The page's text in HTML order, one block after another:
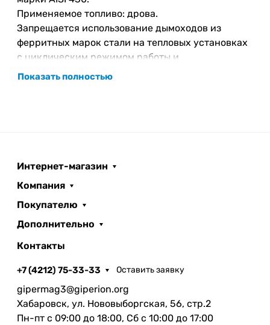
Применяемое топливо: дрова.
Запрещается использование дымоходов из
ферритных марок стали на тепловых установках
с циклическим режимом работы и
функционирующих на таких видах топлива, как
Показать полностью
Интернет-магазин
Компания
Покупателю
Дополнительно
Контакты
+7 (4212) 75-33-33 Оставить заявку
gipermag3@giperion.org
Хабаровск, ул. Нововыборгская, 56, стр.2
Пн-пт с 09:00 до 18:00, Сб с 10:00 до 17:00